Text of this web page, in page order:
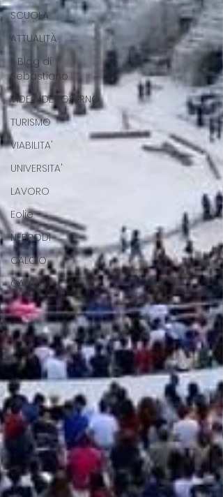
SCUOLA
ATTUALITÀ
Il Blog di
Sebastiano
VIDEO DEL GIORNO
TURISMO
VIABILITA'
UNIVERSITA'
LAVORO
Eolie
NEBRODI
CALCIO
CALCIO